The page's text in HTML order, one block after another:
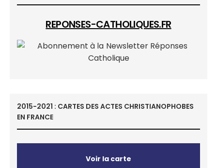
REPONSES-CATHOLIQUES.FR
2015-2021 : CARTES DES ACTES CHRISTIANOPHOBES
EN FRANCE
Voir la carte